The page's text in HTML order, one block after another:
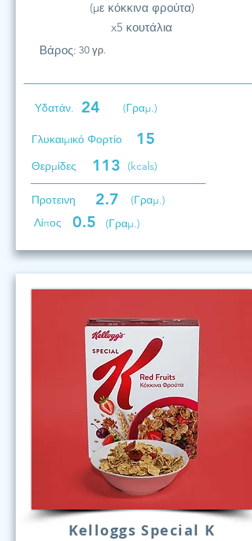
(με κόκκινα φρούτα)
x5 κουτάλια
Βάρος: 30 γρ.
Υδατάν. 24 (Γραμ.)
Γλυκαιμικό Φορτίο 15
Θερμίδες 113 (kcals)
Προτεινη 2.7
(Γραμ.)
Λίπος
0.5 (Γραμ.)
Kelloggs Special K